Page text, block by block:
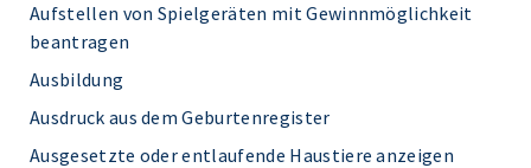
Aufstellen von Spielgeräten mit Gewinnmöglichkeit
beantragen
Ausbildung
Ausdruck aus dem Geburtenregister
Ausgesetzte oder entlaufende Haustiere anzeigen